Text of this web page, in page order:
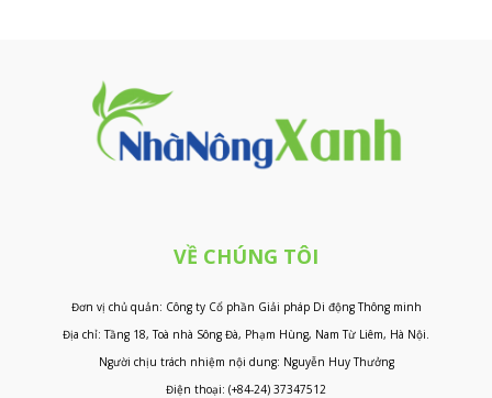
VỀ CHÚNG TÔI
Đơn vị chủ quản: Công ty Cổ phần Giải pháp Di động Thông minh
Địa chỉ: Tầng 18, Toà nhà Sông Đà, Phạm Hùng, Nam Từ Liêm, Hà Nội.
Người chịu trách nhiệm nội dung: Nguyễn Huy Thưởng
Điện thoại: (+84-24) 37347512